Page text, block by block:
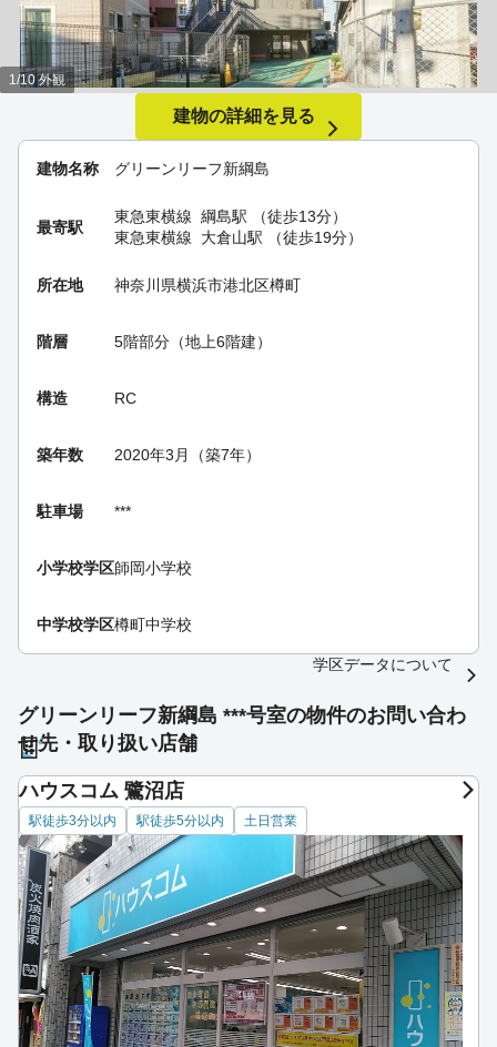
建物名称 グリーンリーフ新綱島
最寄駅
東急東横線 綱島駅 （徒歩13分）
東急東横線
大倉山駅 （徒歩19分）
所在地 神奈川県横浜市港北区樽町
階層 5階部分（地上6階建）
構造 RC
築年数 2020年3月（築7年）
駐車場 ***
小学校学区師岡小学校
中学校学区樽町中学校
1/10 外観
建物の詳細を見る
学区データについて
グリーンリーフ新綱島 ***号室の物件のお問い合わ
せ先・取り扱い店舗
ハウスコム 鷺沼店
駅徒歩3分以内 駅徒歩5分以内 土日営業